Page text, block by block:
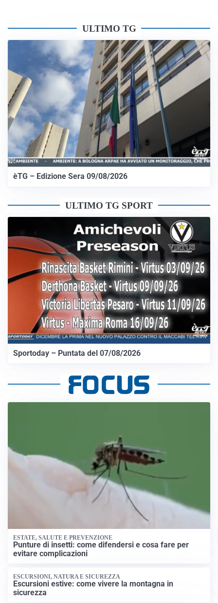
ULTIMO TG
èTG – Edizione Sera 09/08/2026
ULTIMO TG SPORT
Sportoday – Puntata del 07/08/2026
ESTATE, SALUTE E PREVENZIONE
Punture di insetti: come difendersi e cosa fare per
evitare complicazioni
ESCURSIONI, NATURA E SICUREZZA
Escursioni estive: come vivere la montagna in
sicurezza